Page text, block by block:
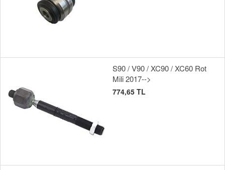
S90 / V90 / XC90 / XC60 Rot
Mili 2017-->
774,65 TL